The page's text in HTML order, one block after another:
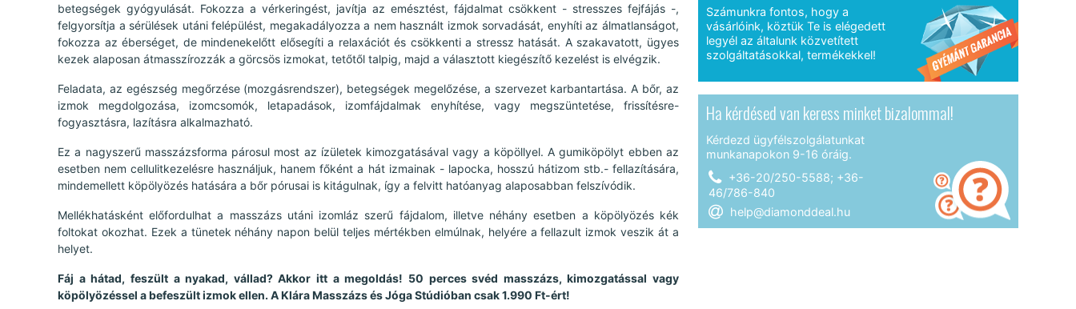
betegségek gyógyulását. Fokozza a vérkeringést, javítja az emésztést, fájdalmat csökkent - stresszes fejfájás -,
felgyorsítja a sérülések utáni felépülést, megakadályozza a nem használt izmok sorvadását, enyhíti az álmatlanságot,
fokozza az éberséget, de mindenekelőtt elősegíti a relaxációt és csökkenti a stressz hatását. A szakavatott, ügyes
kezek alaposan átmasszírozzák a görcsös izmokat, tetőtől talpig, majd a választott kiegészítő kezelést is elvégzik.
Feladata, az egészség megőrzése (mozgásrendszer), betegségek megelőzése, a szervezet karbantartása. A bőr, az
izmok megdolgozása, izomcsomók, letapadások, izomfájdalmak enyhítése, vagy megszüntetése, frissítésre-
fogyasztásra, lazításra alkalmazható.
Ez a nagyszerű masszázsforma párosul most az ízületek kimozgatásával vagy a köpöllyel. A gumiköpölyt ebben az
esetben nem cellulitkezelésre használjuk, hanem főként a hát izmainak - lapocka, hosszú hátizom stb.- fellazítására,
mindemellett köpölyözés hatására a bőr pórusai is kitágulnak, így a felvitt hatóanyag alaposabban felszívódik.
Mellékhatásként előfordulhat a masszázs utáni izomláz szerű fájdalom, illetve néhány esetben a köpölyözés kék
foltokat okozhat. Ezek a tünetek néhány napon belül teljes mértékben elmúlnak, helyére a fellazult izmok veszik át a
helyet.
Fáj a hátad, feszült a nyakad, vállad? Akkor itt a megoldás! 50 perces svéd masszázs, kimozgatással vagy
köpölyözéssel a befeszült izmok ellen. A Klára Masszázs és Jóga Stúdióban csak 1.990 Ft-ért!
Számunkra fontos, hogy a
vásárlóink, köztük Te is elégedett
legyél az általunk közvetített
szolgáltatásokkal, termékekkel!
Ha kérdésed van keress minket bizalommal!
Kérdezd ügyfélszolgálatunkat
munkanapokon 9-16 óráig.
+36-20/250-5588; +36-
46/786-840
help@diamonddeal.hu